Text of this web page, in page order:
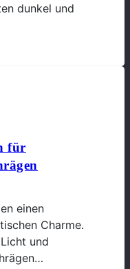
dunkel und
für
einen
Charme.
und